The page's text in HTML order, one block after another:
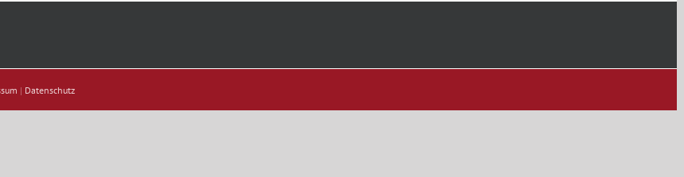
| Datenschutz